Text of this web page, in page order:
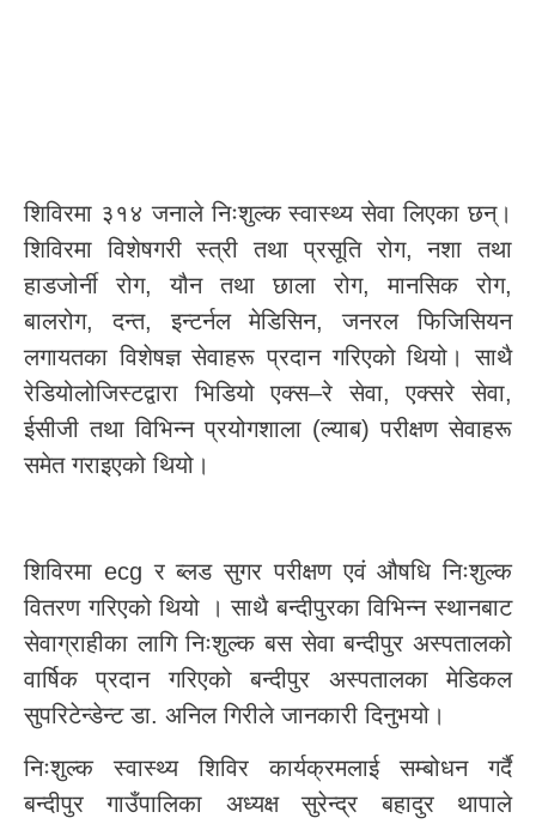
शिविरमा ३१४ जनाले निःशुल्क स्वास्थ्य सेवा लिएका छन्।
शिविरमा विशेषगरी स्त्री तथा प्रसूति रोग, नशा तथा
हाडजोर्नी रोग, यौन तथा छाला रोग, मानसिक रोग,
बालरोग, दन्त, इन्टर्नल मेडिसिन, जनरल फिजिसियन
लगायतका विशेषज्ञ सेवाहरू प्रदान गरिएको थियो। साथै
रेडियोलोजिस्टद्वारा भिडियो एक्स–रे सेवा, एक्सरे सेवा,
ईसीजी तथा विभिन्न प्रयोगशाला (ल्याब) परीक्षण सेवाहरू
समेत गराइएको थियो।
शिविरमा ecg र ब्लड सुगर परीक्षण एवं औषधि निःशुल्क
वितरण गरिएको थियो । साथै बन्दीपुरका विभिन्न स्थानबाट
सेवाग्राहीका लागि निःशुल्क बस सेवा बन्दीपुर अस्पतालको
वार्षिक प्रदान गरिएको बन्दीपुर अस्पतालका मेडिकल
सुपरिटेन्डेन्ट डा. अनिल गिरीले जानकारी दिनुभयो।
निःशुल्क स्वास्थ्य शिविर कार्यक्रमलाई सम्बोधन गर्दै
बन्दीपुर गाउँपालिका अध्यक्ष सुरेन्द्र बहादुर थापाले